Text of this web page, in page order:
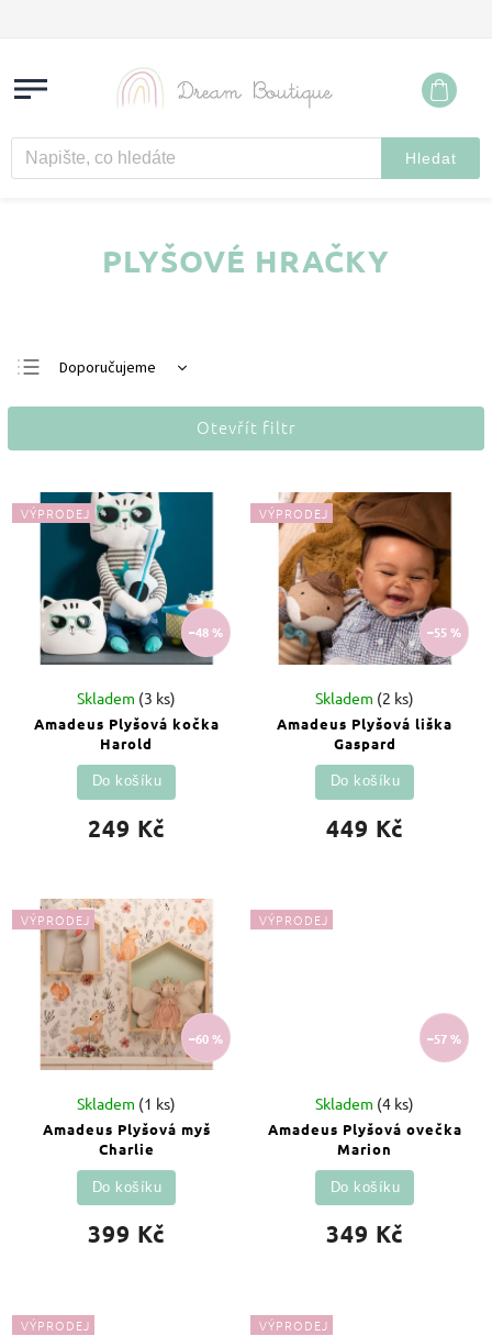
Hledat
PLYŠOVÉ HRAČKY
Doporučujeme
Nejlevnější
Abecedně
Otevřít filtr
VÝPRODEJ
–48 %
Amadeus Plyšová kočka
Harold
Skladem (3 ks)
249 Kč
Do košíku
VÝPRODEJ
–55 %
Amadeus Plyšová liška
Gaspard
Skladem (2 ks)
449 Kč
Do košíku
VÝPRODEJ
–60 %
Amadeus Plyšová myš
Charlie
Skladem (1 ks)
399 Kč
Do košíku
VÝPRODEJ
–57 %
Amadeus Plyšová ovečka
Marion
Skladem (4 ks)
349 Kč
Do košíku
VÝPRODEJ VÝPRODEJ